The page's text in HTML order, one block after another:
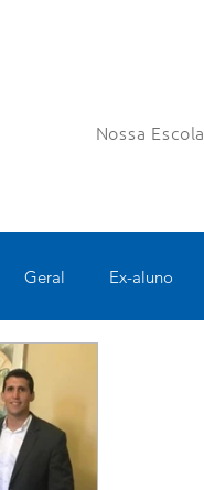
Nossa Escola
Geral Ex-aluno